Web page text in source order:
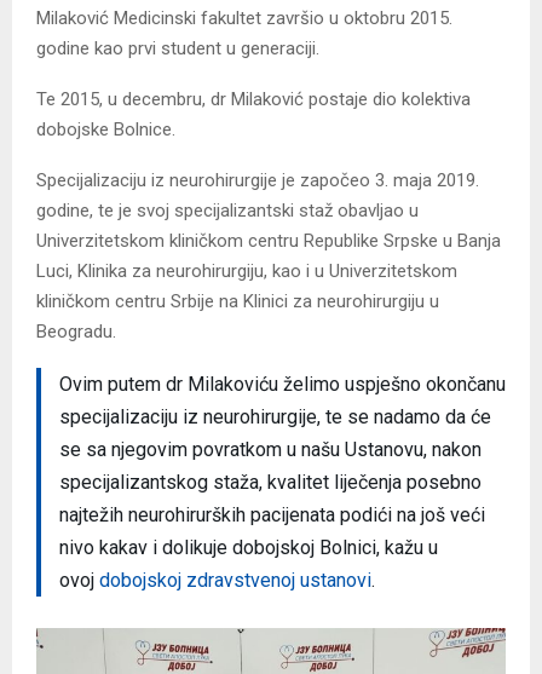
Milaković Medicinski fakultet završio u oktobru 2015.
godine kao prvi student u generaciji.
Te 2015, u decembru, dr Milaković postaje dio kolektiva
dobojske Bolnice.
Specijalizaciju iz neurohirurgije je započeo 3. maja 2019.
godine, te je svoj specijalizantski staž obavljao u
Univerzitetskom kliničkom centru Republike Srpske u Banja
Luci, Klinika za neurohirurgiju, kao i u Univerzitetskom
kliničkom centru Srbije na Klinici za neurohirurgiju u
Beogradu.
Ovim putem dr Milakoviću želimo uspješno okončanu
specijalizaciju iz neurohirurgije, te se nadamo da će
se sa njegovim povratkom u našu Ustanovu, nakon
specijalizantskog staža, kvalitet liječenja posebno
najtežih neurohirurških pacijenata podići na još veći
nivo kakav i dolikuje dobojskoj Bolnici, kažu u
ovoj dobojskoj zdravstvenoj ustanovi.